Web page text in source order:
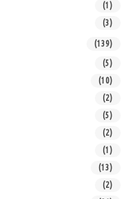
(1)
(3)
(139)
(5)
(10)
(2)
(5)
(2)
(1)
(13)
(2)